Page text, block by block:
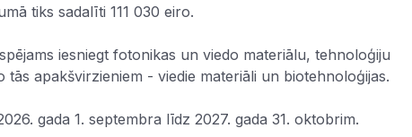
tiks sadalīti 111 030 eiro.
iesniegt fotonikas un viedo materiālu, tehnoloģiju
tās apakšvirzieniem - viedie materiāli un biotehnoloģijas.
gada 1. septembra līdz 2027. gada 31. oktobrim.